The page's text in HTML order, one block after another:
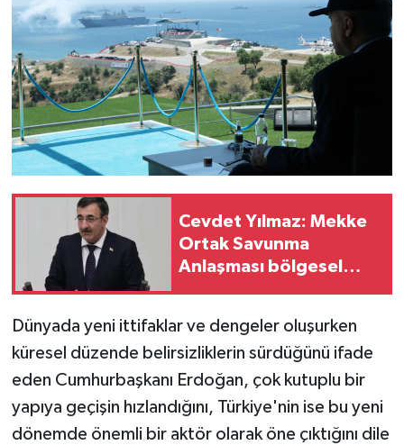
Cevdet Yılmaz: Mekke
Ortak Savunma
Anlaşması bölgesel
Dünyada yeni ittifaklar ve dengeler oluşurken
küresel düzende belirsizliklerin sürdüğünü ifade
eden Cumhurbaşkanı Erdoğan, çok kutuplu bir
yapıya geçişin hızlandığını, Türkiye'nin ise bu yeni
dönemde önemli bir aktör olarak öne çıktığını dile